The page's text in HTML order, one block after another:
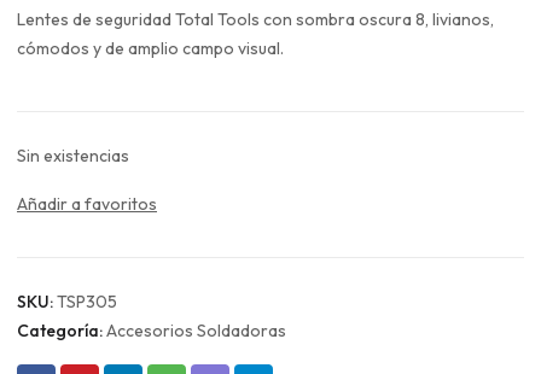
era:
es:
Lentes de seguridad Total Tools con sombra oscura 8, livianos,
cómodos y de amplio campo visual.
Sin existencias
Añadir a favoritos
SKU:TSP305
Categoría:Accesorios Soldadoras